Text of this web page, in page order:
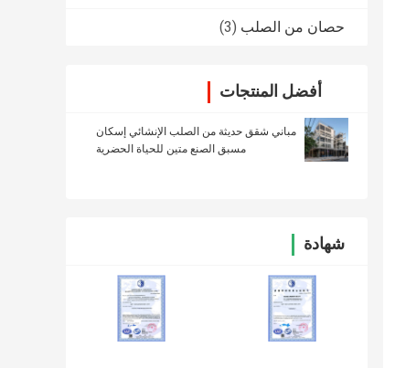
حصان من الصلب (3)
أفضل المنتجات
مباني شقق حديثة من الصلب الإنشائي إسكان
مسبق الصنع متين للحياة الحضرية
شهادة